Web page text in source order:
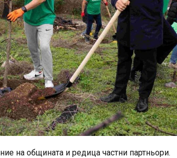
на общината и редица частни партньори.